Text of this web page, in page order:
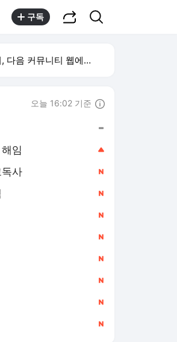
구독
커뮤니티 웹에서 보기
오늘 16:02 기준
임